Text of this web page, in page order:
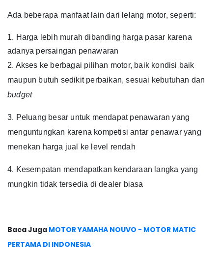
Ada beberapa manfaat lain dari lelang motor, seperti:
1. Harga lebih murah dibanding harga pasar karena
adanya persaingan penawaran
2. Akses ke berbagai pilihan motor, baik kondisi baik
maupun butuh sedikit perbaikan, sesuai kebutuhan dan
budget
3. Peluang besar untuk mendapat penawaran yang
menguntungkan karena kompetisi antar penawar yang
menekan harga jual ke level rendah
4. Kesempatan mendapatkan kendaraan langka yang
mungkin tidak tersedia di dealer biasa
Baca Juga MOTOR YAMAHA NOUVO - MOTOR MATIC
PERTAMA DI INDONESIA